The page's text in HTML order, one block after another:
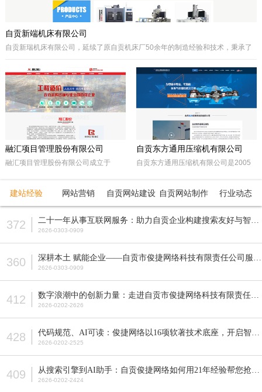
服务，基础设施及岸线生态建设，河道
疏浚、水环境治理和水资源经营利用，
港口码头装卸与仓储、港口物流...
自贡新端机床有限公司
自贡新瑞机床有限公司，延续了原自贡机床厂50余年的制造经验和技术，秉承了
公司生产：Z系列摇臂钻床、Z系列立式钻床、ZLKV系列数控龙门加工中心、ZLK
系列数控龙门钻床、VMC、立式加工中心、成套孔系加工专用机床、钻攻生产线
等产品的设计、制造。产品广泛应用于模具、机械制造、汽车制造、航空、船
舶、轨道交通、铁塔、钢结构等工业制造及机械加工领域。
融汇项目管理股份有限公司
融汇项目管理股份有限公司成立于
注册资本5000万人民币，是一家以政
产品国际招标代理、工程造价咨询、工
程监理等多元化发展的咨询服务企业。
自贡东方通用压缩机有限公司
自贡东方通用压缩机有限公司是2005
民营企业。由东方锅炉集团动能分厂同
贡市高新工业园区十大重点企业之一。
公司占地面积近70亩，注册资本5200
型、D型、L型、Z型、P型5个系列上百
压缩机气体力从20KN—800KN，排气
压力可达50MPa。各类成套气体压缩
建站经验 网站营销 自贡网站建设 自贡网站制作 行业动态
372 2626-0303-0909
360 2626-0303-0909
412 2626-0202-2626
428 2626-0202-2525
409 2626-0202-2424